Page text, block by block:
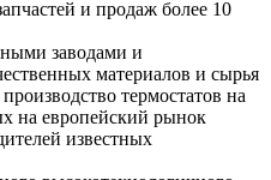
и продаж более 10
заводами и
материалов и сырья
термостатов на
на европейский рынок
известных